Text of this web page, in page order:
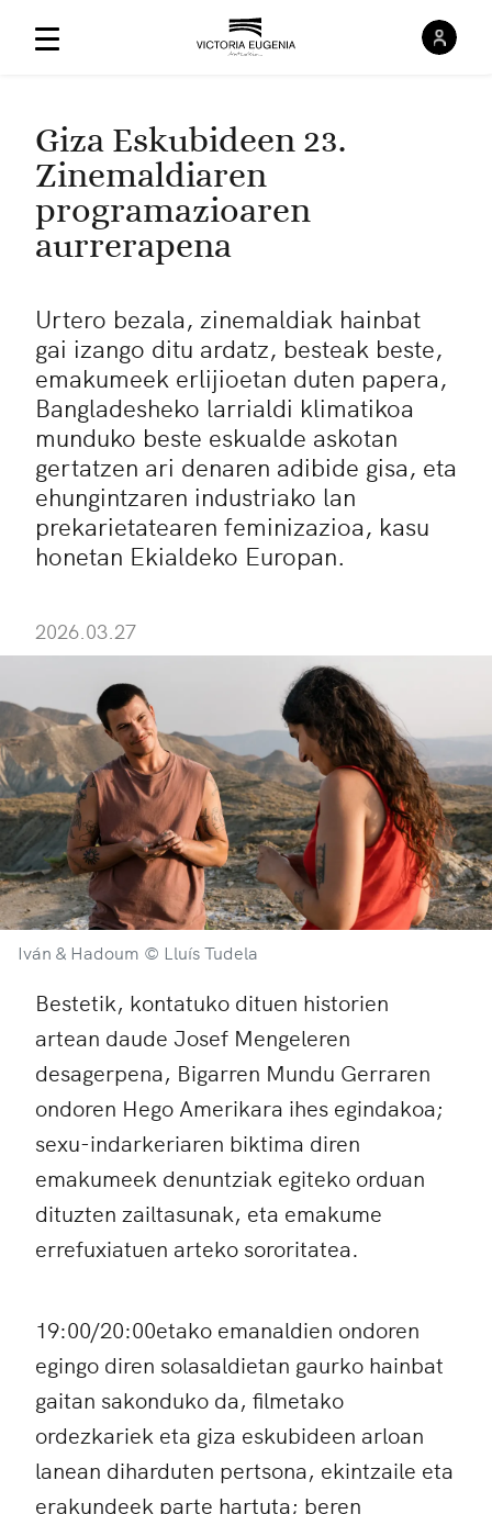
Giza Eskubideen 23.
Zinemaldiaren
programazioaren
aurrerapena
Urtero bezala, zinemaldiak hainbat
gai izango ditu ardatz, besteak beste,
emakumeek erlijioetan duten papera,
Bangladesheko larrialdi klimatikoa
munduko beste eskualde askotan
gertatzen ari denaren adibide gisa, eta
ehungintzaren industriako lan
prekarietatearen feminizazioa, kasu
honetan Ekialdeko Europan.
2026.03.27
Iván & Hadoum © Lluís Tudela
Bestetik, kontatuko dituen historien
artean daude Josef Mengeleren
desagerpena, Bigarren Mundu Gerraren
ondoren Hego Amerikara ihes egindakoa;
sexu-indarkeriaren biktima diren
emakumeek denuntziak egiteko orduan
dituzten zailtasunak, eta emakume
errefuxiatuen arteko sororitatea.
19:00/20:00etako emanaldien ondoren
egingo diren solasaldietan gaurko hainbat
gaitan sakonduko da, filmetako
ordezkariek eta giza eskubideen arloan
lanean diharduten pertsona, ekintzaile eta
erakundeek parte hartuta; beren